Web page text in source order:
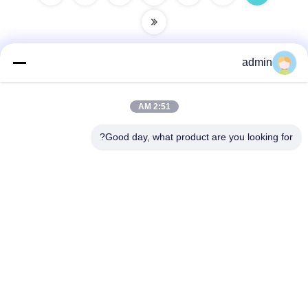
عنوان
admin
2:51 AM
Good day, what product are you looking for?